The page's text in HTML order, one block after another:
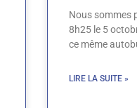
Nous sommes
8h25 le 5
ce même
LIRE LA SUITE »